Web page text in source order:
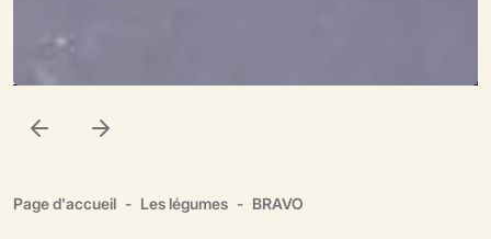
Page d'accueil Les légumes BRAVO